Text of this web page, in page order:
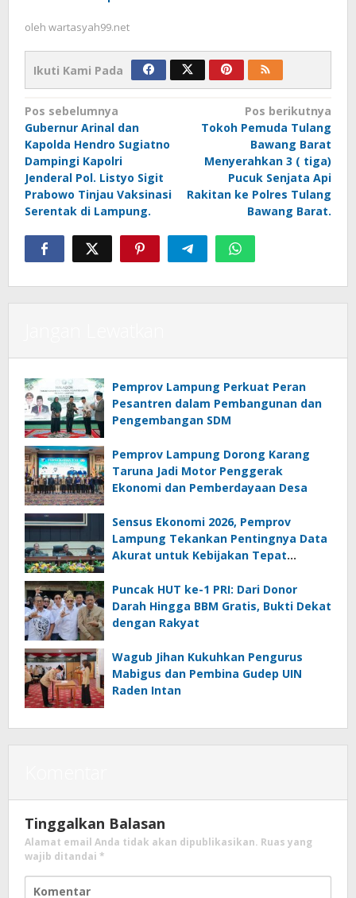
oleh wartasyah99.net
Ikuti Kami Pada
Navigasi
pos
Pos sebelumnya
Gubernur Arinal dan
Kapolda Hendro Sugiatno
Dampingi Kapolri
Jenderal Pol. Listyo Sigit
Prabowo Tinjau Vaksinasi
Serentak di Lampung.
Pos berikutnya
Tokoh Pemuda Tulang
Bawang Barat
Menyerahkan 3 ( tiga)
Pucuk Senjata Api
Rakitan ke Polres Tulang
Bawang Barat.
Pemprov Lampung Perkuat Peran
Pesantren dalam Pembangunan dan
Pengembangan SDM
Pemprov Lampung Dorong Karang
Taruna Jadi Motor Penggerak
Ekonomi dan Pemberdayaan Desa
Sensus Ekonomi 2026, Pemprov
Lampung Tekankan Pentingnya Data
Akurat untuk Kebijakan Tepat
Puncak HUT ke-1 PRI: Dari Donor
Darah Hingga BBM Gratis, Bukti Dekat
dengan Rakyat
Wagub Jihan Kukuhkan Pengurus
Mabigus dan Pembina Gudep UIN
Raden Intan
Tinggalkan Balasan
Alamat email Anda tidak akan dipublikasikan. Ruas yang
wajib ditandai *